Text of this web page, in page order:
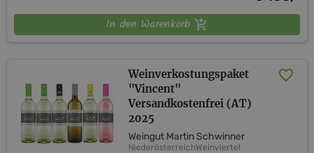
In den Warenkorb
Weinverkostungspaket
"Vincent"
Versandkostenfrei (AT)
2025
Weingut Martin Schwinner
NiederösterreichWeinviertel